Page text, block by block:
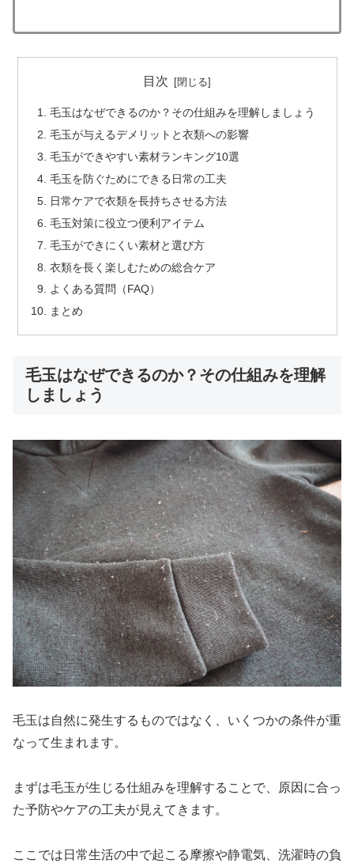
目次
毛玉はなぜできるのか？その仕組みを理解しましょう
毛玉が与えるデメリットと衣類への影響
毛玉ができやすい素材ランキング10選
毛玉を防ぐためにできる日常の工夫
日常ケアで衣類を長持ちさせる方法
毛玉対策に役立つ便利アイテム
毛玉ができにくい素材と選び方
衣類を長く楽しむための総合ケア
よくある質問（FAQ）
まとめ
毛玉はなぜできるのか？その仕組みを理解
しましょう
毛玉は自然に発生するものではなく、いくつかの条件が重
なって生まれます。
まずは毛玉が生じる仕組みを理解することで、原因に合っ
た予防やケアの工夫が見えてきます。
ここでは日常生活の中で起こる摩擦や静電気、洗濯時の負